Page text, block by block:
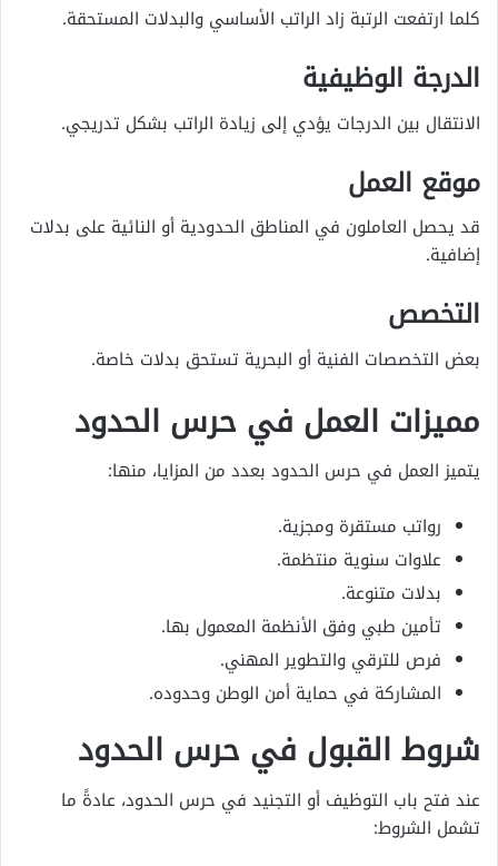
كلما ارتفعت الرتبة زاد الراتب الأساسي والبدلات المستحقة.
الدرجة الوظيفية
الانتقال بين الدرجات يؤدي إلى زيادة الراتب بشكل تدريجي.
موقع العمل
قد يحصل العاملون في المناطق الحدودية أو النائية على بدلات
إضافية.
التخصص
بعض التخصصات الفنية أو البحرية تستحق بدلات خاصة.
مميزات العمل في حرس الحدود
يتميز العمل في حرس الحدود بعدد من المزايا، منها:
رواتب مستقرة ومجزية.
علاوات سنوية منتظمة.
بدلات متنوعة.
تأمين طبي وفق الأنظمة المعمول بها.
فرص للترقي والتطوير المهني.
المشاركة في حماية أمن الوطن وحدوده.
شروط القبول في حرس الحدود
عند فتح باب التوظيف أو التجنيد في حرس الحدود، عادةً ما
تشمل الشروط: